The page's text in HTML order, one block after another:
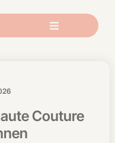
Couture